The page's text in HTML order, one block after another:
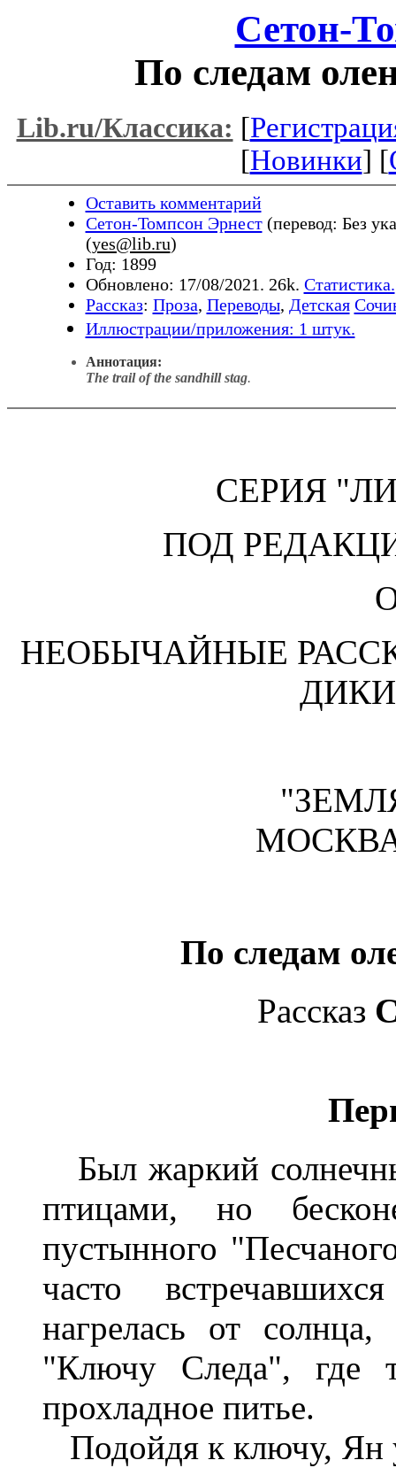
Сетон-
По следам
Lib.ru/Классика: [
[Новинки] [
Оставить комментарий
Сетон-Томпсон Эрнест(перевод: Без
(yes@lib.ru)
Год: 1899
Обновлено: 17/08/2021. 26k. Статистика.
Рассказ: Проза, Переводы, Детская
Иллюстрации/приложения: 1 штук.
Аннотация:
The trail of the sandhill stag.
СЕРИЯ
ПОД
НЕОБЫЧАЙНЫЕ
По следам
Рассказ
Был жаркий
птицами, но
пустынного
часто
нагрелась от
"Ключу Следа", где
прохладное питье.
Подойдя к ключу, Ян